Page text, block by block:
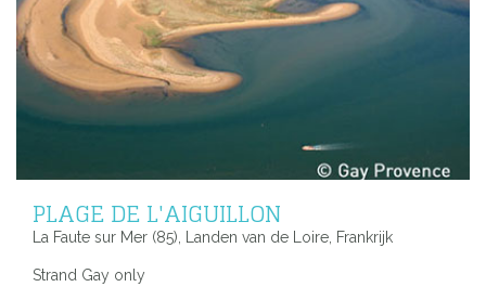
PLAGE DE L'AIGUILLON
La Faute sur Mer (85), Landen van de Loire, Frankrijk
Strand Gay only